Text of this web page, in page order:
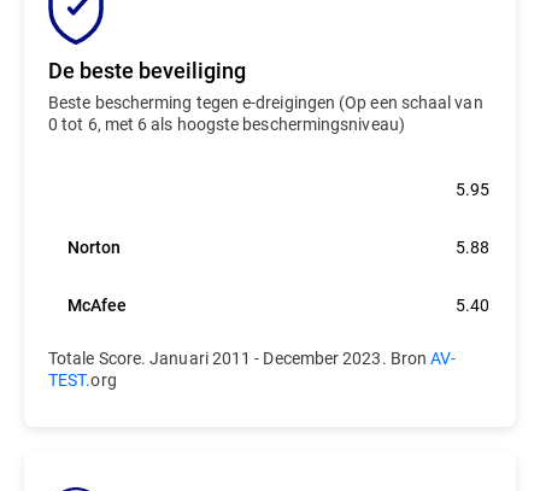
De beste beveiliging
Beste bescherming tegen e-dreigingen (Op een schaal van
0 tot 6, met 6 als hoogste beschermingsniveau)
5.95
Norton 5.88
McAfee 5.40
Totale Score. Januari 2011 - December 2023. BronAV-
TEST.org